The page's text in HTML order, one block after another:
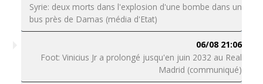
Syrie: deux morts dans l'explosion d'une bombe dans un
bus près de Damas (média d'Etat)
06/08 21:06
Foot: Vinicius Jr a prolongé jusqu'en juin 2032 au Real
Madrid (communiqué)